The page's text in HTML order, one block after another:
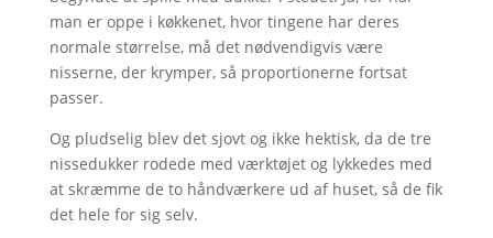
man er oppe i køkkenet, hvor tingene har deres
normale størrelse, må det nødvendigvis være
nisserne, der krymper, så proportionerne fortsat
passer.
Og pludselig blev det sjovt og ikke hektisk, da de tre
nissedukker rodede med værktøjet og lykkedes med
at skræmme de to håndværkere ud af huset, så de fik
det hele for sig selv.